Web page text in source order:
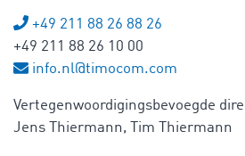
+49 211 88 26 88 26
+49 211 88 26 10 00
info.nl@timocom.com
Vertegenwoordigingsbevoegde
Jens Thiermann, Tim Thiermann